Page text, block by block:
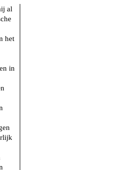
al
het
in